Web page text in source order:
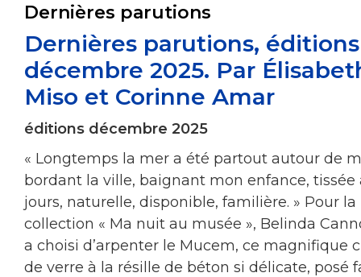
Dernières parutions
Dernières parutions, éditions
décembre 2025. Par
Miso et Corinne Amar
éditions décembre 2025
« Longtemps la mer a été partout autour de
bordant la ville, baignant mon enfance, tissée
jours, naturelle, disponible, familière. » Pour la
collection « Ma nuit au musée », Belinda
a choisi d’arpenter le Mucem, ce magnifique
de verre à la résille de béton si délicate, posé